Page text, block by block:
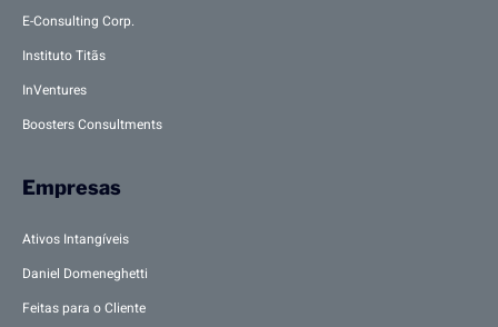
E-Consulting Corp.
Instituto Titãs
InVentures
Boosters Consultments
Empresas
Ativos Intangíveis
Daniel Domeneghetti
Feitas para o Cliente